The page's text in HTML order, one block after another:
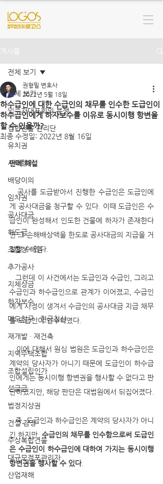
게시물
전체 보기
입주자대표회의 분쟁
집합건물 관리단
유치권
사해행위
배당이의
임차권
공사대금
하도급
조합장 해임
추가공사
지체상금
하자보수
매도청구 · 현금청산
재개발 · 재건축
지역주택조합
조합설립인가
선급금
법정지상권
건설 감정
주상복합건물
대규모점포관리자
산업재해
전체 보기
하수급인에 대한 수급인의 채무를 인수한 도급인이
하수급인에게 하자보수를 이유로 동시이행 항변을
할 수 있을까?
권형필 변호사
2022년 5월 18일
최종 수정일: 2022년 8월 16일
판례 해설
게 공사대금을 청구할 수 있다. 이때 도급인은 수
급인이 완성해서 인도한 건물에 하자가 존재한다
면 그 손해배상액을 한도로 공사대금의 지급을 거
절할 수 있다.
수급인과 하수급인으로 관계가 이어졌고, 수급인
에게 사정이 생겨서 수급인의 공사대금 지급 채무
를 도급인이 인수하였다.
   이에 대해서 원심 법원은 도급인과 하수급인은
계약의 당사자가 아니기 때문에 도급인이 하수급
인에게는 동시이행 항변권을 행사할 수 없다고 판
   즉, 도급인과 하수급인은 계약의 당사자가 아니
긴 하지만, 수급인의 채무를 인수함으로써 도급인
은 수급인이 하수급인에 대하여 가지는 동시이행
항변권을 행사할 수 있다.